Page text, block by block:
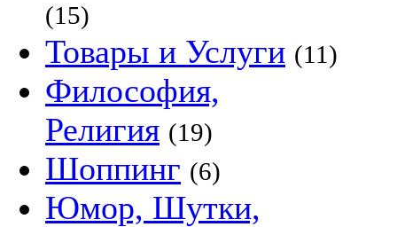
(15)
Товары и Услуги (11)
Философия,
Религия (19)
Шоппинг (6)
Юмор, Шутки,